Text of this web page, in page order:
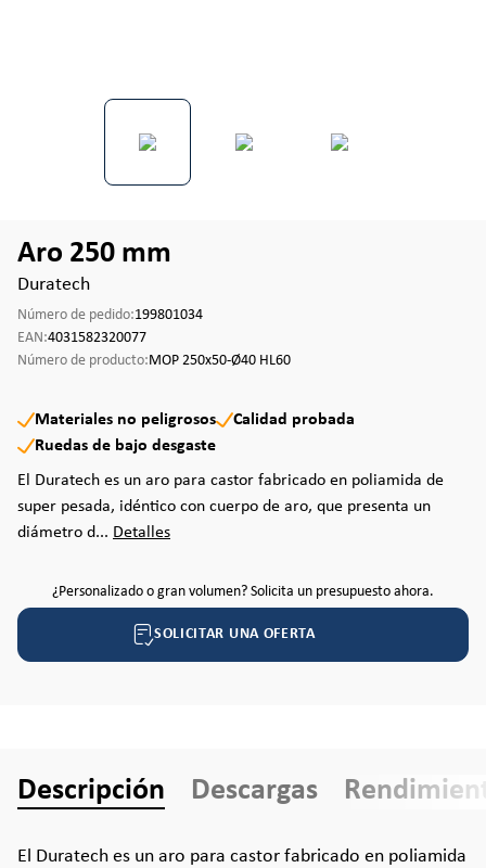
Aro 250 mm
Duratech
Número de pedido:199801034
EAN:4031582320077
Número de producto:MOP 250x50-Ø40 HL60
Materiales no peligrosos
Calidad probada
Ruedas de bajo desgaste
El Duratech es un aro para castor fabricado en poliamida de
super pesada, idéntico con cuerpo de aro, que presenta un
diámetro d... Detalles
¿Personalizado o gran volumen? Solicita un presupuesto ahora.
SOLICITAR UNA OFERTA
Descripción Descargas
El Duratech es un aro para castor fabricado en poliamida